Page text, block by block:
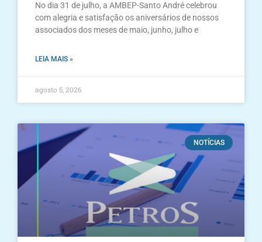
No dia 31 de julho, a AMBEP-Santo André celebrou
com alegria e satisfação os aniversários de nossos
associados dos meses de maio, junho, julho e
LEIA MAIS »
agosto 5, 2026
NOTÍCIAS